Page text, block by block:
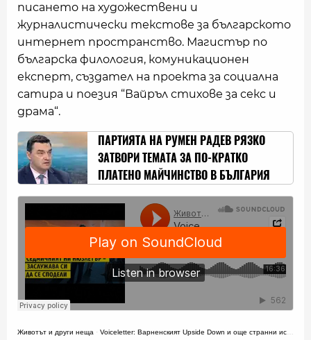
писането на художествени и
журналистически текстове за българското
интернет пространство. Магистър по
българска филология, комуникационен
експерт, създател на проекта за социална
сатира и поезия “Вайръл стихове за секс и
драма“.
ПАРТИЯТА НА РУМЕН РАДЕВ РЯЗКО
ЗАТВОРИ ТЕМАТА ЗА ПО-КРАТКО
ПЛАТЕНО МАЙЧИНСТВО В БЪЛГАРИЯ
(ОБНОВЕНА)
Животът и други неща · Voiceletter: Варненският Upside Down и още странни истории, Епизод 17